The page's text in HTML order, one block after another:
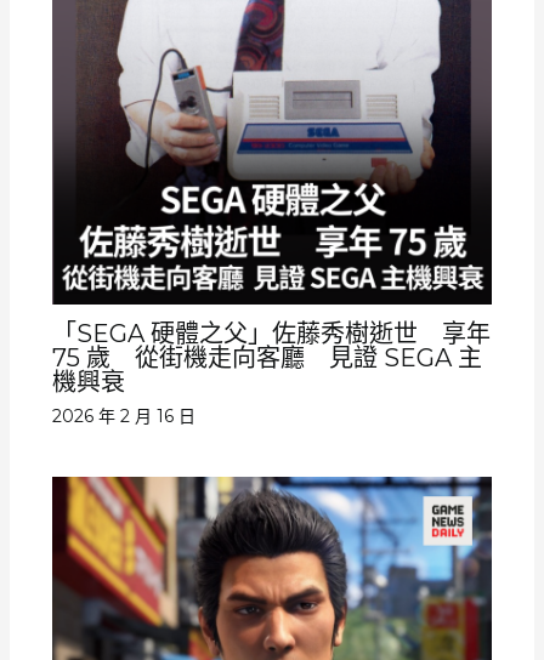
「SEGA 硬體之父」佐藤秀樹逝世 享年
75 歲 從街機走向客廳 見證 SEGA 主
機興衰
2026 年 2 月 16 日